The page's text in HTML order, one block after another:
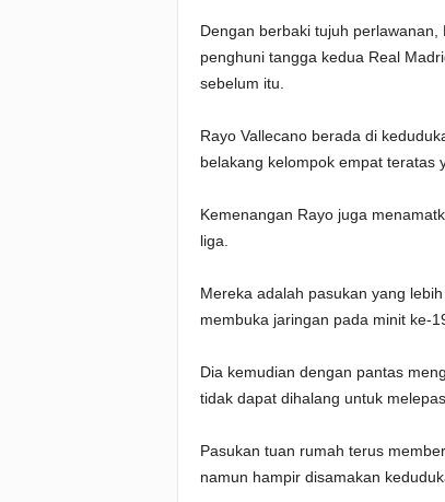
Dengan berbaki tujuh
penghuni tangga kedua Real
sebelum itu.
Rayo Vallecano berada di
belakang kelompok empat teratas
Kemenangan Rayo juga
liga.
Mereka adalah pasukan yang
membuka jaringan pada minit ke-
Dia kemudian dengan pantas
tidak dapat dihalang untuk
Pasukan tuan rumah terus
namun hampir disamakan